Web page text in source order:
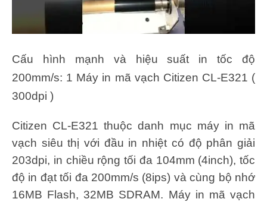
Cấu hình mạnh và hiệu suất in tốc độ
200mm/s: 1 Máy in mã vạch Citizen CL-E321 (
300dpi )
Citizen CL-E321 thuộc danh mục máy in mã
vạch siêu thị với đầu in nhiệt có độ phân giải
203dpi, in chiều rộng tối đa 104mm (4inch), tốc
độ in đạt tối đa 200mm/s (8ips) và cùng bộ nhớ
16MB Flash, 32MB SDRAM. Máy in mã vạch